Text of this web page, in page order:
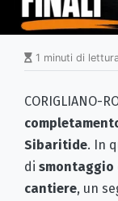
1 minuti di
CORIGLIANO-
Sibaritide. In
di smontaggio
cantiere, un